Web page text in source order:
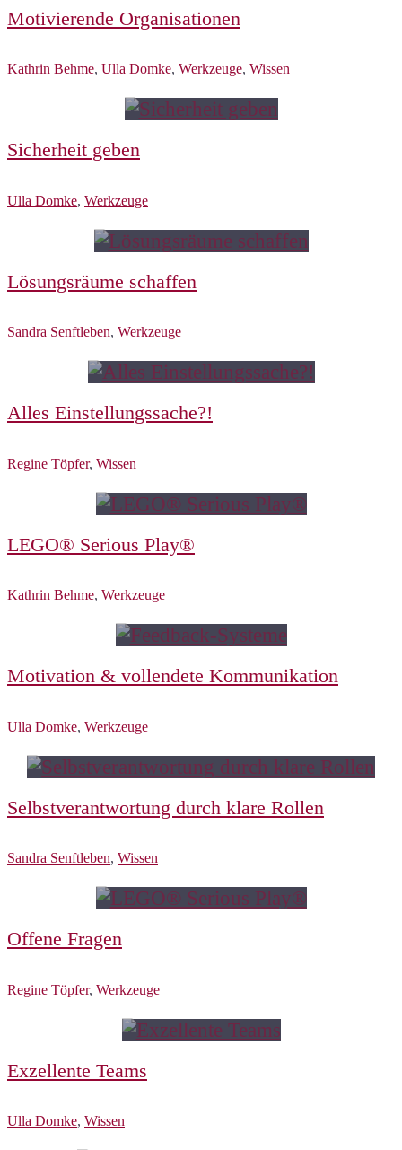
Motivierende Organisationen
Kathrin Behme, Ulla Domke, Werkzeuge, Wissen
Sicherheit geben
Ulla Domke, Werkzeuge
Lösungsräume schaffen
Sandra Senftleben, Werkzeuge
Alles Einstellungssache?!
Regine Töpfer, Wissen
LEGO® Serious Play®
Kathrin Behme, Werkzeuge
Motivation & vollendete Kommunikation
Ulla Domke, Werkzeuge
Selbstverantwortung durch klare Rollen
Sandra Senftleben, Wissen
Offene Fragen
Regine Töpfer, Werkzeuge
Exzellente Teams
Ulla Domke, Wissen